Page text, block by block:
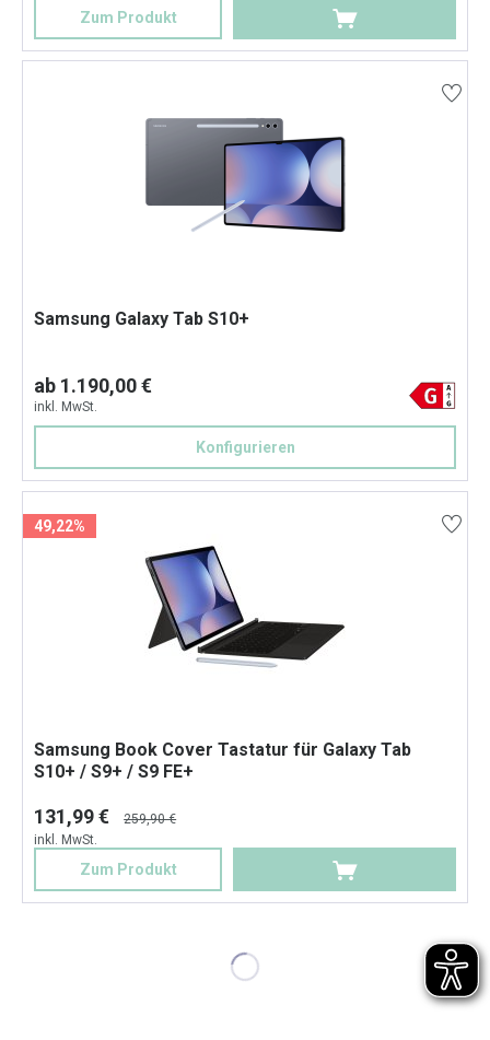
Zum Produkt
Samsung Galaxy Tab S10+
ab 1.190,00 €
inkl. MwSt.
Konfigurieren
49,22%
Samsung Book Cover Tastatur für Galaxy Tab
S10+ / S9+ / S9 FE+
131,99 €
259,90 €
inkl. MwSt.
Zum Produkt